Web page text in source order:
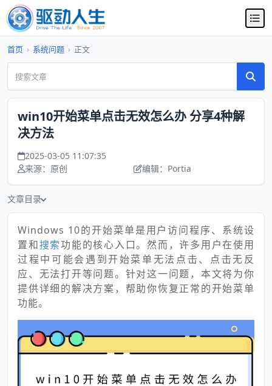
首页 › 系统问题 › 正文
win10开始菜单点击无效怎么办 分享4种解
决方法
2025-03-05 11:07:35
来源：原创
编辑：Portia
文章目录
Windows 10的开始菜单是用户访问程序、系统设
置和搜索功能的核心入口。然而，许多用户在使用
过程中可能会遇到开始菜单无法点击、点击无反
应、无法打开等问题。针对这一问题，本文将为你
提供详细的解决方案，帮助你恢复正常的开始菜单
功能。